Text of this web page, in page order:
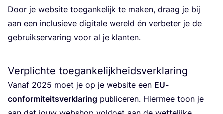
Door je web­si­te toe­gan­ke­lijk te maken, draag je bij
aan een inclu­sie­ve digi­ta­le wereld én ver­be­ter je de
gebruik­s­er­va­ring voor al je klanten.
Verplichte toegankelijkheidsverklaring
Van­af 2025 moet je op je web­si­te een EU-
con­for­mi­teits­ver­kla­ring publi­ce­ren. Hier­mee toon je